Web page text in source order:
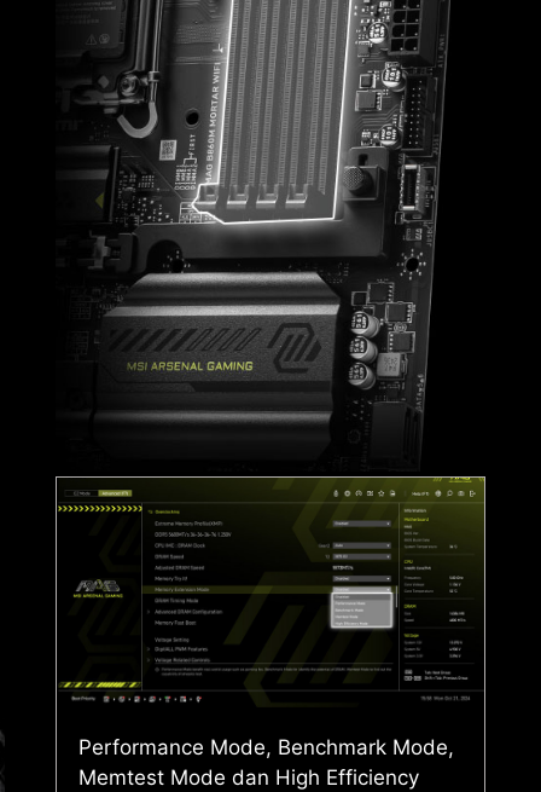
Performance Mode, Benchmark Mode,
Memtest Mode dan High Efficiency